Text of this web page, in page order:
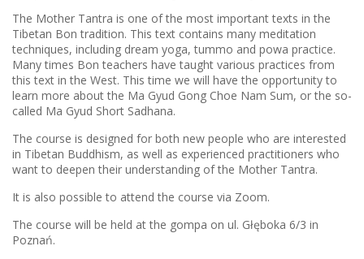
The Mother Tantra is one of the most important texts in the
Tibetan Bon tradition. This text contains many meditation
techniques, including dream yoga, tummo and powa practice.
Many times Bon teachers have taught various practices from
this text in the West. This time we will have the opportunity to
learn more about the Ma Gyud Gong Choe Nam Sum, or the so-
called Ma Gyud Short Sadhana.
The course is designed for both new people who are interested
in Tibetan Buddhism, as well as experienced practitioners who
want to deepen their understanding of the Mother Tantra.
It is also possible to attend the course via Zoom.
The course will be held at the gompa on ul. Głęboka 6/3 in
Poznań.